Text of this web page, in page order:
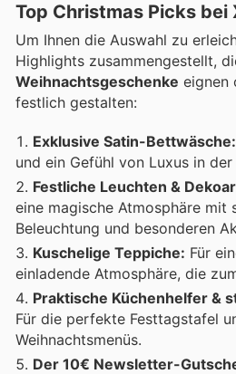
Top Christmas Picks bei
Um Ihnen die Auswahl zu
Highlights zusammengestellt,
Weihnachtsgeschenke eignen
festlich gestalten:
Exklusive Satin-Bettwäsche:
und ein Gefühl von Luxus in
Festliche Leuchten &
eine magische Atmosphäre mit
Beleuchtung und besonderen
Kuschelige Teppiche: Für
einladende Atmosphäre, die
Praktische Küchenhelfer &
Für die perfekte Festtagstafel
Weihnachtsmenüs.
Der 10€ Newsletter-